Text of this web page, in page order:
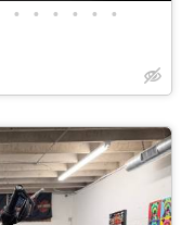
• • • • • •